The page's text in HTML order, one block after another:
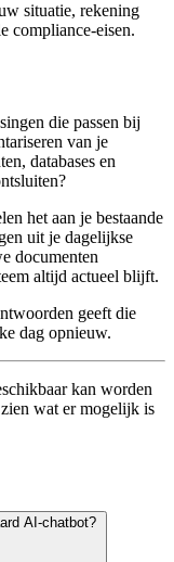
situatie, rekening
compliance-eisen.
die passen bij
van je
databases en
het aan je bestaande
uit je dagelijkse
documenten
altijd actueel blijft.
geeft die
dag opnieuw.
kan worden
wat er mogelijk is
AI-chatbot?